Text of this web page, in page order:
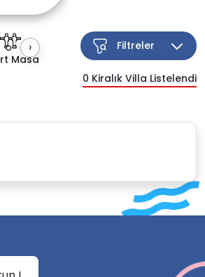
Masası Kapalı Havuz Çocuk Havuzu
›
0 Kiralık Villa Listelendi
Filtreler